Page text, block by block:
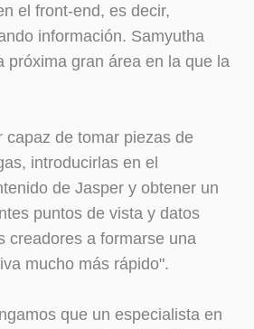
el front-end, es decir,
información. Samyutha
próxima gran área en la que la
capaz de tomar piezas de
introducirlas en el
de Jasper y obtener un
puntos de vista y datos
creadores a formarse una
mucho más rápido".
que un especialista en